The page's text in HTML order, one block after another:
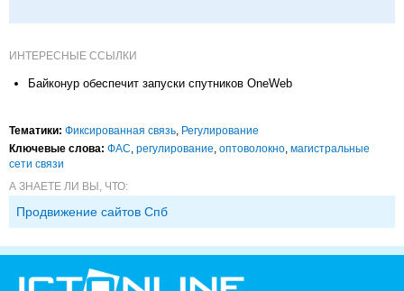
ИНТЕРЕСНЫЕ ССЫЛКИ
Байконур обеспечит запуски спутников OneWeb
Тематики: Фиксированная связь Регулирование
Ключевые слова: ФАС регулирование оптоволокно магистральные
сети связи
А ЗНАЕТЕ ЛИ ВЫ, ЧТО:
Продвижение сайтов Спб